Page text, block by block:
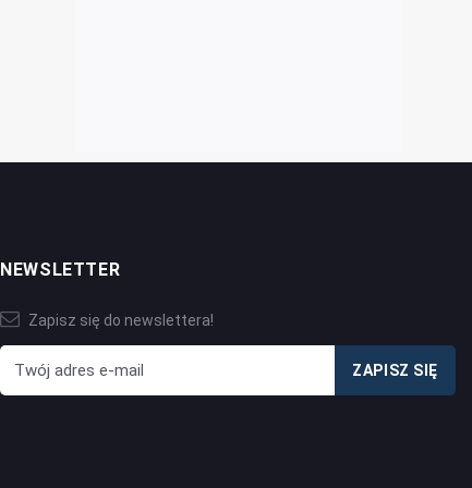
NEWSLETTER
Zapisz się do newslettera!